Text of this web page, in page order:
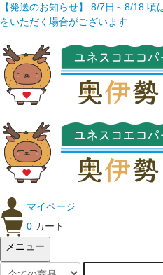
【発送のお知らせ】 8/7日～8/18
をいただく場合がございます
マイページ
0 カート
メニュー